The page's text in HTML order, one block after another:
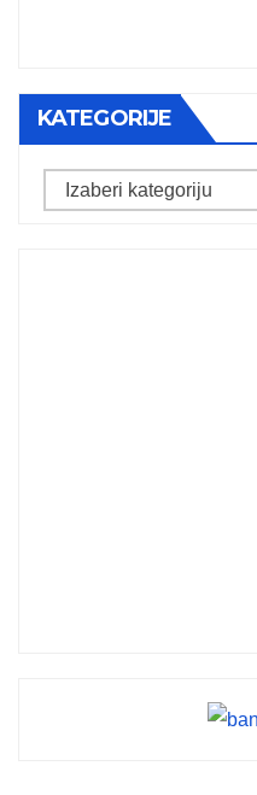
KATEGORIJE
Kategorije